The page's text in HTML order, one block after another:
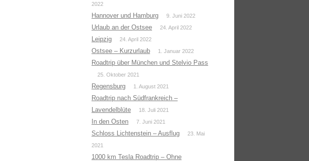
2022
Hannover und Hamburg 9. Juni 2022
Urlaub an der Ostsee 24. April 2022
Leipzig 24. April 2022
Ostsee – Kurzurlaub 1. Januar 2022
Roadtrip über München und Stelvio Pass
25. Oktober 2021
Regensburg 1. August 2021
Roadtrip nach Südfrankreich –
Lavendelblüte
18. Juli 2021
In den Osten 7. Juni 2021
Schloss Lichtenstein – Ausflug
23. Mai
2021
1000 km Tesla Roadtrip – Ohne